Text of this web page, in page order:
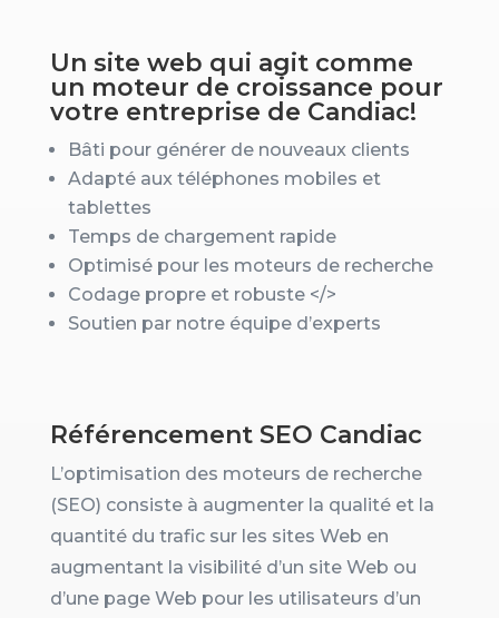
Un site web qui agit comme
un moteur de croissance pour
votre entreprise de Candiac!
Bâti pour générer de nouveaux clients
Adapté aux téléphones mobiles et
tablettes
Temps de chargement rapide
Optimisé pour les moteurs de recherche
Codage propre et robuste </>
Soutien par notre équipe d’experts
Référencement SEO Candiac
L’optimisation des moteurs de recherche
(SEO) consiste à augmenter la qualité et la
quantité du trafic sur les sites Web en
augmentant la visibilité d’un site Web ou
d’une page Web pour les utilisateurs d’un